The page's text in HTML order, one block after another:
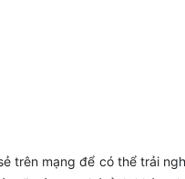
trên mạng để có thể trải